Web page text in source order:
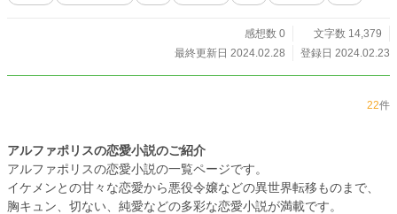
感想数 0
文字数 14,379
最終更新日 2024.02.28
登録日 2024.02.23
22件
アルファポリスの恋愛小説のご紹介
アルファポリスの恋愛小説の一覧ページです。
イケメンとの甘々な恋愛から悪役令嬢などの異世界転移ものまで、
胸キュン、切ない、純愛などの多彩な恋愛小説が満載です。